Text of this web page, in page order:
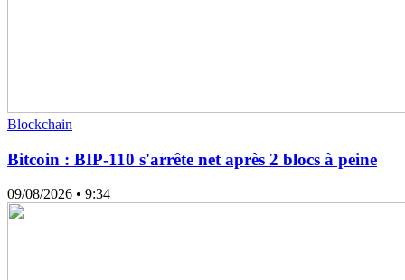
Blockchain
Bitcoin : BIP-110 s'arrête net après 2 blocs à peine
09/08/2026 • 9:34